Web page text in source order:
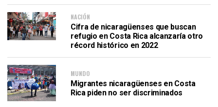
NACIÓN
Cifra de nicaragüenses que buscan
refugio en Costa Rica alcanzaría otro
récord histórico en 2022
MUNDO
Migrantes nicaragüenses en Costa
Rica piden no ser discriminados